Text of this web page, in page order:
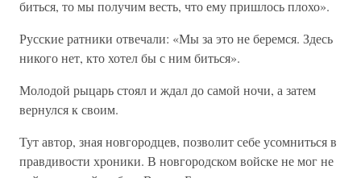
биться, то мы получим весть, что ему пришлось плохо».
Русские ратники отвечали: «Мы за это не беремся. Здесь
никого нет, кто хотел бы с ним биться».
Молодой рыцарь стоял и ждал до самой ночи, а затем
вернулся к своим.
Тут автор, зная новгородцев, позволит себе усомниться в
правдивости хроники. В новгородском войске не мог не